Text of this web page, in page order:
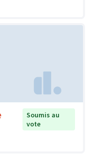
Soumis au
vote